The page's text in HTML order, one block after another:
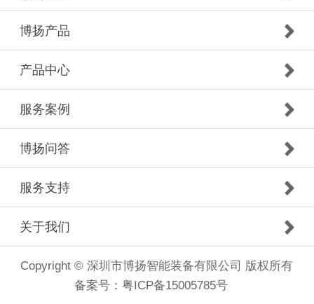
博扬产品
产品中心
服务案例
博扬问答
服务支持
关于我们
Copyright © 深圳市博扬智能装备有限公司 版权所有
备案号： 粤ICP备15005785号